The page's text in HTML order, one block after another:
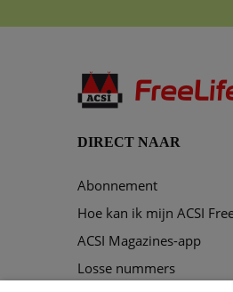
DIRECT NAAR
Abonnement
ACSI Magazines-app
Losse nummers